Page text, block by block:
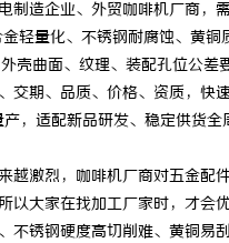
制造企业、外贸咖啡机厂商，
轻量化、不锈钢耐腐蚀、黄
壳曲面、纹理、装配孔位公差
交期、品质、价格、资质，快
，适配新品研发、稳定供货全
越激烈，咖啡机厂商对五金
以大家在找加工厂家时，才会
不锈钢硬度高切削难、黄铜